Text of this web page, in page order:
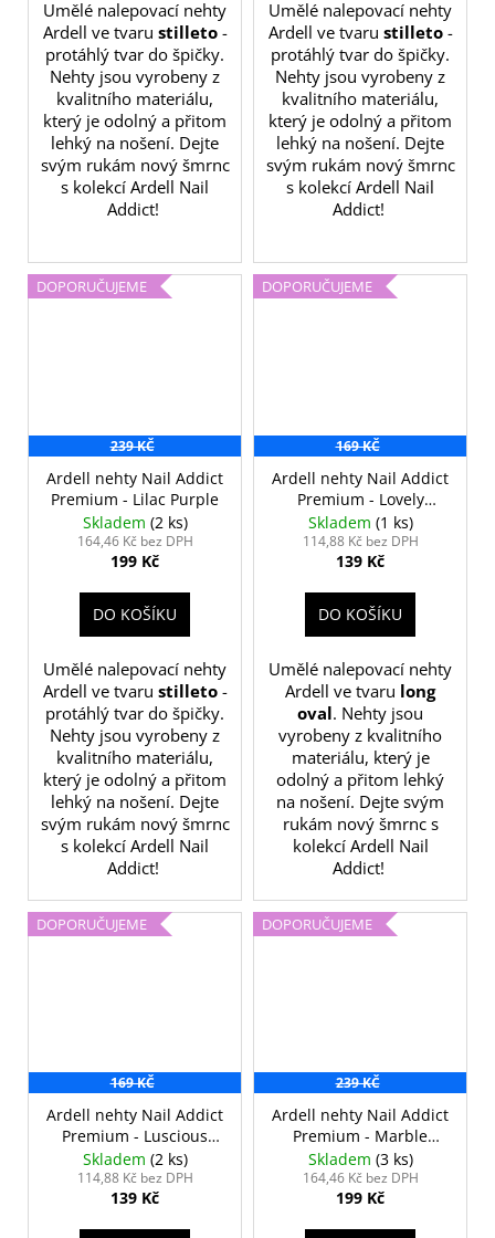
Umělé nalepovací nehty
Ardell ve tvaru stilleto-
protáhlý tvar do špičky.
Nehty jsou vyrobeny z
kvalitního materiálu,
který je odolný a přitom
lehký na nošení. Dejte
svým rukám nový šmrnc
s kolekcí Ardell Nail
Addict!
Umělé nalepovací nehty
Ardell ve tvaru stilleto-
protáhlý tvar do špičky.
Nehty jsou vyrobeny z
kvalitního materiálu,
který je odolný a přitom
lehký na nošení. Dejte
svým rukám nový šmrnc
s kolekcí Ardell Nail
Addict!
DOPORUČUJEME
239 KČ
Ardell nehty Nail Addict
Premium - Lilac Purple
Skladem (2 ks)
164,46 Kč bez DPH
199 Kč
DO KOŠÍKU
Umělé nalepovací nehty
Ardell ve tvaru stilleto-
protáhlý tvar do špičky.
Nehty jsou vyrobeny z
kvalitního materiálu,
který je odolný a přitom
lehký na nošení. Dejte
svým rukám nový šmrnc
s kolekcí Ardell Nail
Addict!
DOPORUČUJEME
169 KČ
Ardell nehty Nail Addict
Premium - Lovely
Lavender
Skladem (1 ks)
114,88 Kč bez DPH
139 Kč
DO KOŠÍKU
Umělé nalepovací nehty
Ardell ve tvaru long
oval. Nehty jsou
vyrobeny z kvalitního
materiálu, který je
odolný a přitom lehký
na nošení. Dejte svým
rukám nový šmrnc s
kolekcí Ardell Nail
Addict!
DOPORUČUJEME
169 KČ
Ardell nehty Nail Addict
Premium - Luscious
Pink
Skladem (2 ks)
114,88 Kč bez DPH
139 Kč
DOPORUČUJEME
239 KČ
Ardell nehty Nail Addict
Premium - Marble
Purple
Skladem (3 ks)
164,46 Kč bez DPH
199 Kč